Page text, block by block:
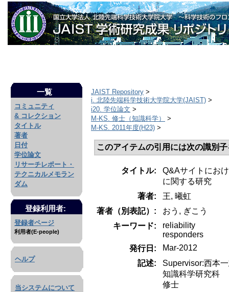
一覧
コミュニティ
& コレクション
タイトル
著者
日付
学位論文
リサーチレポート・
テクニカルメモラン
ダム
登録利用者:
登録者ページ
利用者(E-people)
ヘルプ
当システムについて
JAIST Repository >
i. 北陸先端科学技術大学院大学(JAIST) >
i20. 学位論文 >
M-KS. 修士（知識科学）
>
M-KS. 2011年度(H23) >
このアイテムの引用には次の識別
タイトル:
Q&Aサイトにお
に関する研究
著者:
王, 曦虹
著者（別表記）:
おう, ぎこう
キーワード:
reliability
responders
発行日:
Mar-2012
記述:
Supervisor:西本
知識科学研究科
修士